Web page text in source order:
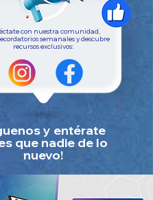
con nuestra comunidad,
semanales y descubre
recursos exclusivos:
y entérate
que nadie de lo
nuevo!